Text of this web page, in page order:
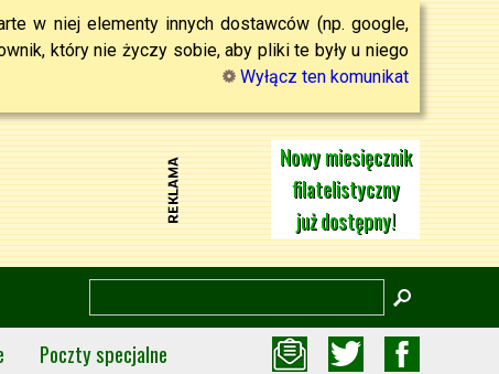
w niej elementy innych dostawców (np. google,
który nie życzy sobie, aby pliki te były u niego
Wyłącz ten komunikat
Nowy miesięcznik
filatelistyczny
już dostępny!
Poczty specjalne